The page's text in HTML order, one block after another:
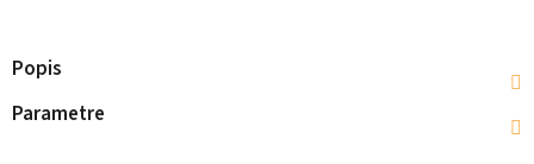
Popis
Parametre